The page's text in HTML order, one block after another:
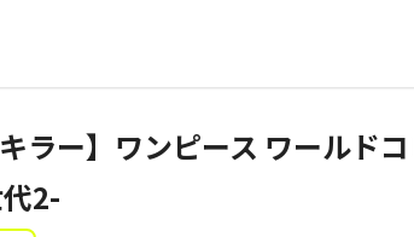
ラー】ワンピース ワールド
2-